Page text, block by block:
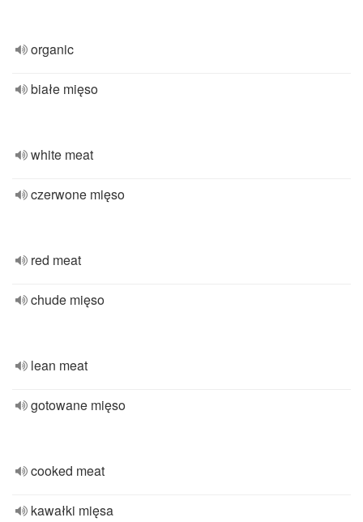
organic
białe mięso
white meat
czerwone mięso
red meat
chude mięso
lean meat
gotowane mięso
cooked meat
kawałki mięsa